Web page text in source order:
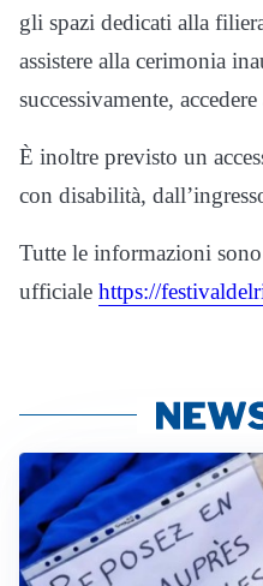
gli spazi dedicati alla
assistere alla cerimonia
successivamente,
È inoltre previsto un
con disabilità,
Tutte le informazioni
ufficiale https://